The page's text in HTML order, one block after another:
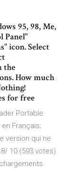
95, 98, Me,
Panel"
icon. Select
the
How much
for free
Portable
Français;
version qui ne
10 (593 votes)